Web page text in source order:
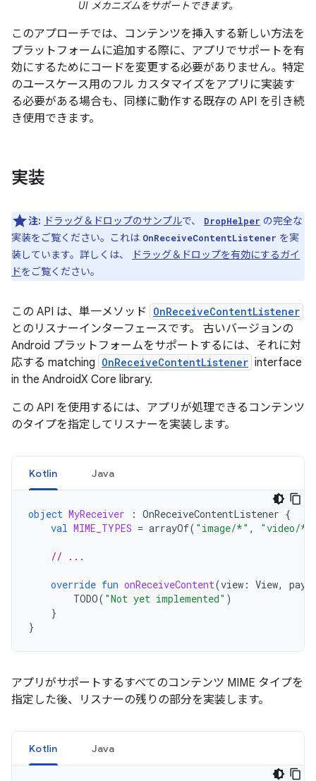
UI メカニズムをサポートできます。
このアプローチでは、コンテンツを挿入する新しい方法を
プラットフォームに追加する際に、アプリでサポートを有
効にするためにコードを変更する必要がありません。特定
のユースケース用のフル カスタマイズをアプリに実装す
る必要がある場合も、同様に動作する既存の API を引き続
き使用できます。
実装
注: ドラッグ＆ドロップのサンプルで、 DropHelper の完全な
実装をご覧ください。これは OnReceiveContentListener を実
装しています。詳しくは、
ドラッグ＆ドロップを有効にするガイ
ドをご覧ください。
この API は、単一メソッド OnReceiveContentListener
とのリスナーインターフェースです。 古いバージョンの
Android プラットフォームをサポートするには、それに対
応する matching OnReceiveContentListener interface
in the AndroidX Core library.
この API を使用するには、アプリが処理できるコンテンツ
のタイプを指定してリスナーを実装します。
Kotlin Java
object MyReceiver : OnReceiveContentListener {
val MIME_TYPES = arrayOf( "image/*" , "video/*"
// ...
override fun onReceiveContent(view : View,
TODO( "Not yet implemented" )
}
}
アプリがサポートするすべてのコンテンツ MIME タイプを
指定した後、リスナーの残りの部分を実装します。
Kotlin Java